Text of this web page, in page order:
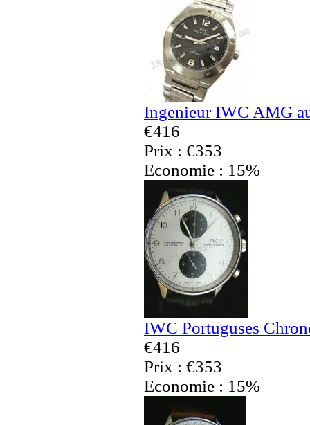
Ingenieur IWC AMG
€416
Prix : €353
Economie : 15%
IWC Portuguses
€416
Prix : €353
Economie : 15%